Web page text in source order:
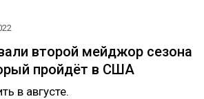
второй мейджор сезона
пройдёт в США
в августе.